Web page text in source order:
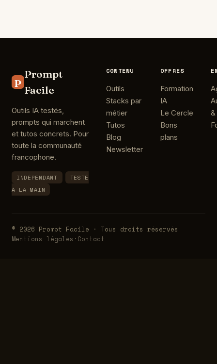
P
Prompt
Facile
Outils IA testés,
prompts qui marchent
et tutos concrets. Pour
toute la communauté
francophone.
INDÉPENDANT
TESTÉ
À LA MAIN
CONTENU
Outils
Stacks par
métier
Tutos
Blog
Newsletter
OFFRES
Formation
IA
Le Cercle
Bons
plans
© 2026 Prompt Facile · Tous droits réservés
Mentions légales · Contact